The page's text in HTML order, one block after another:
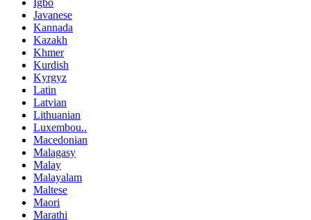
Javanese
Kannada
Kazakh
Khmer
Kurdish
Kyrgyz
Latin
Latvian
Lithuanian
Luxembou..
Macedonian
Malagasy
Malay
Malayalam
Maltese
Maori
Marathi